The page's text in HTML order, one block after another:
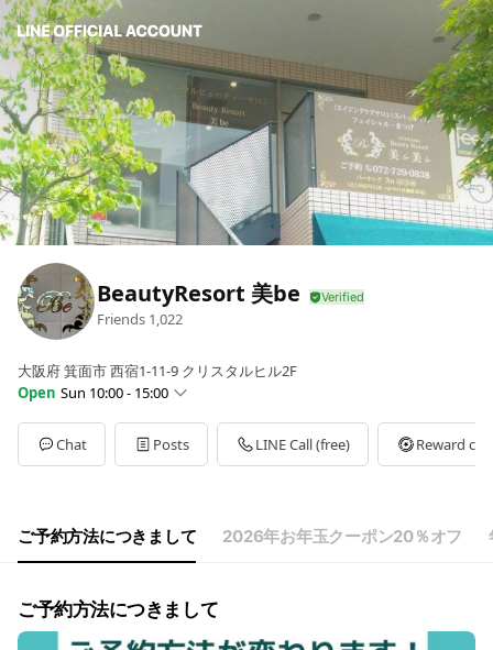
BeautyResort 美be
Friends 1,022
大阪府 箕面市 西宿1-11-9 クリスタルヒル2F
Open Sun 10:00 - 15:00
Sun10:00 - 15:00
Mon10:00 - 19:00
Tue
10:00 - 19:00
10:00 - 19:00
Sat 10:00 - 19:00
祝日はお休みをいただいております。日曜日は隔週で営業中✨
Chat Posts LINE Call (free) Reward
ご予約方法につきまして 2026年お年玉クーポン20％オフ
ご予約方法につきまして